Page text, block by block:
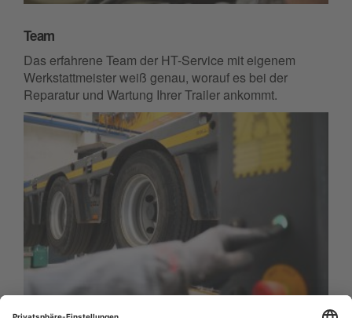
Team
Das erfahrene Team der HT-Service mit eigenem
Werkstattmeister weiß genau, worauf es bei der
Reparatur und Wartung Ihrer Trailer ankommt.